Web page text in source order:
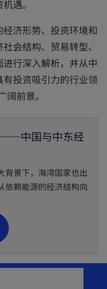
遇。
济形势、投资环境和
会结构、贸易转型、
行深入解析，并从中
投资吸引力的行业领
前景。
中国与中东经
背景下，海湾国家也出
依赖能源的经济结构向